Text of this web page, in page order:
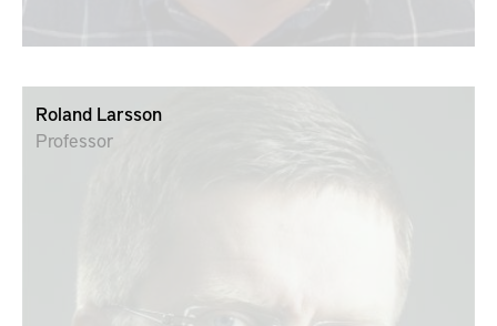
Roland Larsson
Professor